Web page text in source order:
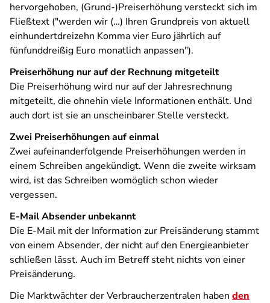
hervorgehoben, (Grund-)Preiserhöhung versteckt sich im
Fließtext ("werden wir (…) Ihren Grundpreis von aktuell
einhundertdreizehn Komma vier Euro jährlich auf
fünfunddreißig Euro monatlich anpassen").
Preiserhöhung nur auf der Rechnung mitgeteilt
Die Preiserhöhung wird nur auf der Jahresrechnung
mitgeteilt, die ohnehin viele Informationen enthält. Und
auch dort ist sie an unscheinbarer Stelle versteckt.
Zwei Preiserhöhungen auf einmal
Zwei aufeinanderfolgende Preiserhöhungen werden in
einem Schreiben angekündigt. Wenn die zweite wirksam
wird, ist das Schreiben womöglich schon wieder
vergessen.
E-Mail Absender unbekannt
Die E-Mail mit der Information zur Preisänderung stammt
von einem Absender, der nicht auf den Energieanbieter
schließen lässt. Auch im Betreff steht nichts von einer
Preisänderung.
Die Marktwächter der Verbraucherzentralen haben den